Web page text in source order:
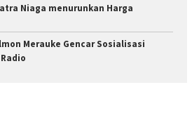
Niaga menurunkan Harga
Merauke Gencar Sosialisasi